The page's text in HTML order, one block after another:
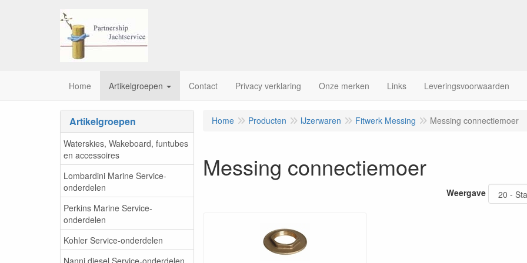
Home Artikelgroepen Contact Privacy verklaring Onze merken Links Leveringsvoorwaarden
Artikelgroepen
Waterskies, Wakeboard, funtubes
en accessoires
Lombardini Marine Service-
onderdelen
Perkins Marine Service-
onderdelen
Kohler Service-onderdelen
Nanni diesel Service-onderdelen
Home Producten IJzerwaren Fitwerk Messing Messing connectiemoer
Messing connectiemoer
Weergave